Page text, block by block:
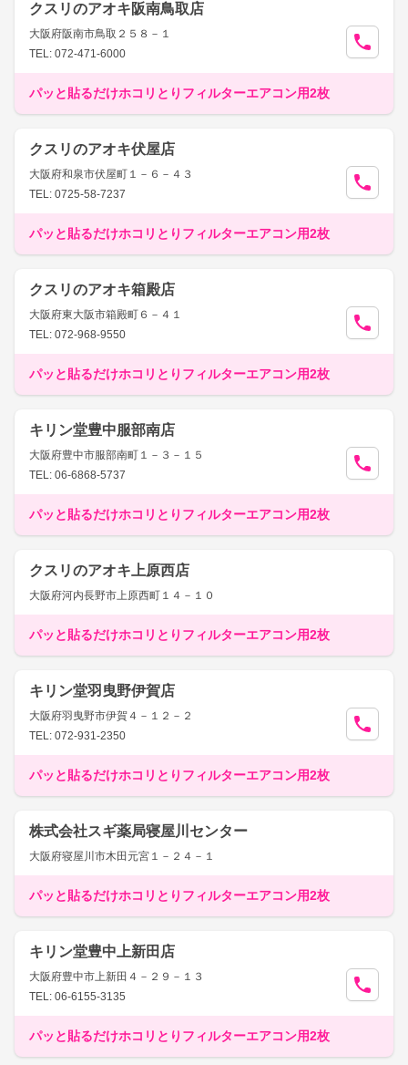
クスリのアオキ阪南鳥取店
大阪府阪南市鳥取２５８－１
TEL: 072-471-6000
パッと貼るだけホコリとりフィルターエアコン用2枚
クスリのアオキ伏屋店
大阪府和泉市伏屋町１－６－４３
TEL: 0725-58-7237
パッと貼るだけホコリとりフィルターエアコン用2枚
クスリのアオキ箱殿店
大阪府東大阪市箱殿町６－４１
TEL: 072-968-9550
パッと貼るだけホコリとりフィルターエアコン用2枚
キリン堂豊中服部南店
大阪府豊中市服部南町１－３－１５
TEL: 06-6868-5737
パッと貼るだけホコリとりフィルターエアコン用2枚
クスリのアオキ上原西店
大阪府河内長野市上原西町１４－１０
パッと貼るだけホコリとりフィルターエアコン用2枚
キリン堂羽曳野伊賀店
大阪府羽曳野市伊賀４－１２－２
TEL: 072-931-2350
パッと貼るだけホコリとりフィルターエアコン用2枚
株式会社スギ薬局寝屋川センター
大阪府寝屋川市木田元宮１－２４－１
パッと貼るだけホコリとりフィルターエアコン用2枚
キリン堂豊中上新田店
大阪府豊中市上新田４－２９－１３
TEL: 06-6155-3135
パッと貼るだけホコリとりフィルターエアコン用2枚